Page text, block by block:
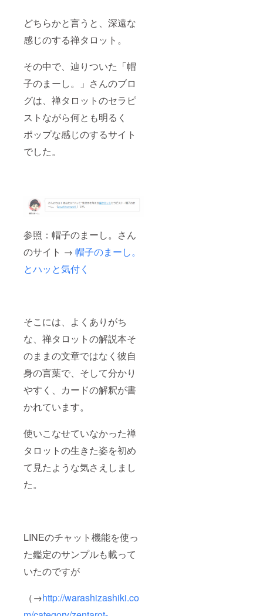
どちらかと言うと、深遠な
感じのする禅タロット。
その中で、辿りついた「帽
子のまーし。」さんのブロ
グは、禅タロットのセラピ
ストながら何とも明るく
ポップな感じのするサイト
でした。
参照：帽子のまーし。さん
のサイト → 帽子のまーし。
とハッと気付く
そこには、よくありがち
な、禅タロットの解説本そ
のままの文章ではなく彼自
身の言葉で、そして分かり
やすく、カードの解釈が書
かれています。
使いこなせていなかった禅
タロットの生きた姿を初め
て見たような気さえしまし
た。
LINEのチャット機能を使っ
た鑑定のサンプルも載って
いたのですが
（→http://warashizashiki.co